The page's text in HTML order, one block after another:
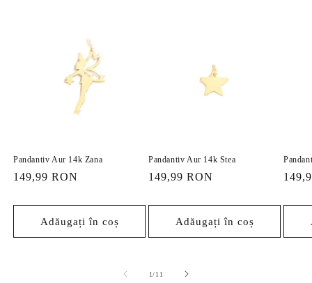
Pandantiv Aur 14k Zana
Preț
149,99 RON
Adăugați în coș
Pandantiv Aur 14k Stea
Preț
149,99 RON
Adăugați în coș
Preț
1/din
11